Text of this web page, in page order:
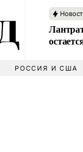
РОССИЯ И США